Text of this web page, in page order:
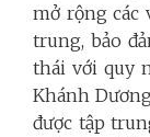
mở rộng các
trung, bảo
thái với quy
Khánh
được tập